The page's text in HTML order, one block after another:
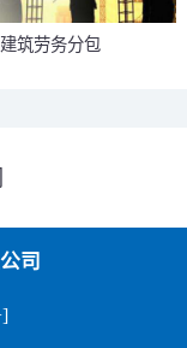
建筑劳务分包
司